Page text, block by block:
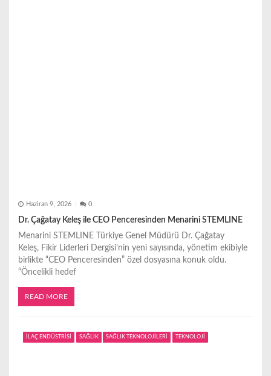
Haziran 9, 2026 0
Dr. Çağatay Keleş ile CEO Penceresinden Menarini STEMLINE
Menarini STEMLINE Türkiye Genel Müdürü Dr. Çağatay
Keleş, Fikir Liderleri Dergisi’nin yeni sayısında, yönetim ekibiyle
birlikte “CEO Penceresinden” özel dosyasına konuk oldu.
“Öncelikli hedef
READ MORE
İLAÇ ENDÜSTRİSİ SAĞLIK SAĞLIK TEKNOLOJİLERİ TEKNOLOJİ